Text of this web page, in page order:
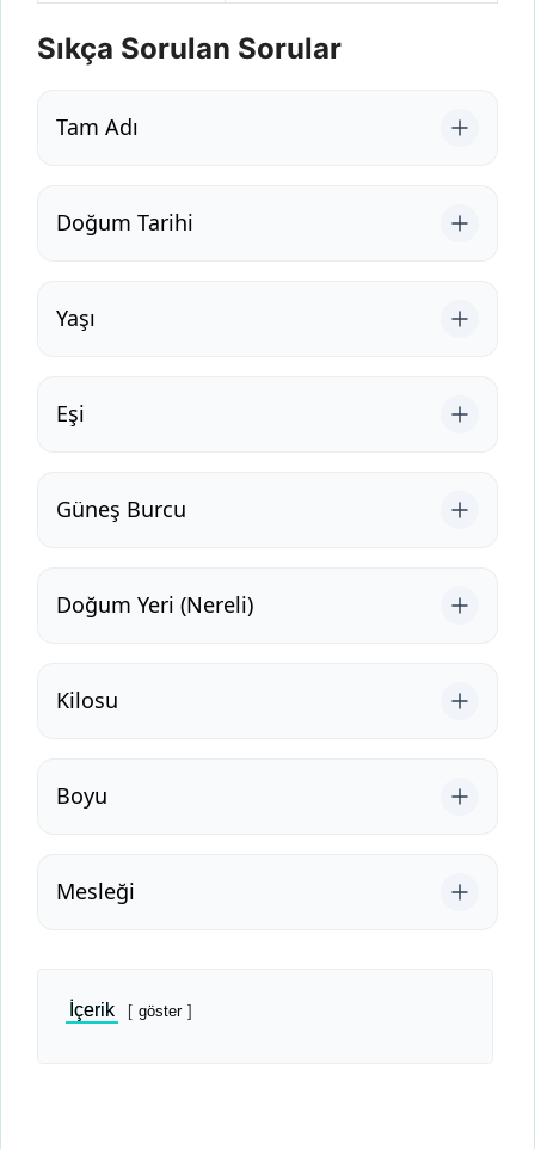
Sıkça Sorulan Sorular
Tam Adı
Doğum Tarihi
Yaşı
Eşi
Güneş Burcu
Doğum Yeri (Nereli)
Kilosu
Boyu
Mesleği
İçerik göster